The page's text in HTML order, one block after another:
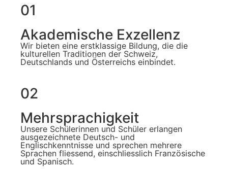
01
Akademische Exzellenz
Wir bieten eine erstklassige Bildung, die die
kulturellen Traditionen der Schweiz,
Deutschlands und Österreichs einbindet.
02
Mehrsprachigkeit
Unsere Schülerinnen und Schüler erlangen
ausgezeichnete Deutsch- und
Englischkenntnisse und sprechen mehrere
Sprachen fliessend, einschliesslich Französische
und Spanisch.